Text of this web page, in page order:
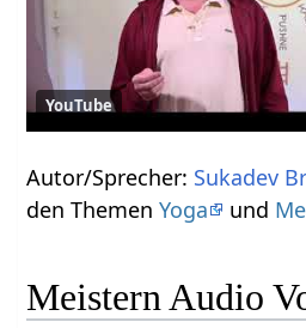
YouTube
Autor/Sprecher: Sukadev
den ThemenYoga und
Meistern Audio